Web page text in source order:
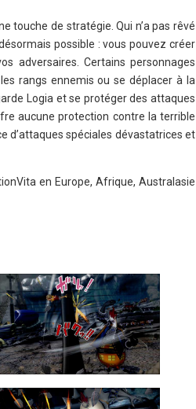
touche de stratégie. Qui n’a pas rêvé
possible : vous pouvez créer
adversaires. Certains personnages
rangs ennemis ou se déplacer à la
Logia et se protéger des attaques
aucune protection contre la terrible
d’attaques spéciales dévastatrices et
en Europe, Afrique, Australasie